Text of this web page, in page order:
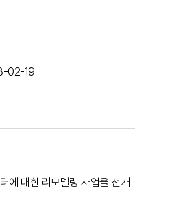
02-19
에 대한 리모델링 사업을 전개